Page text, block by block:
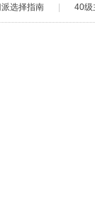
派选择指南 40级